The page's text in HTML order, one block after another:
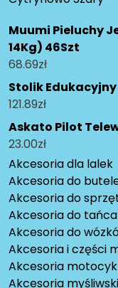
Muumi Pieluchy
14Kg) 46Szt
68.69zł
Stolik
121.89zł
Askato Pilot
23.00zł
Akcesoria dla lalek
Akcesoria do
Akcesoria do
Akcesoria do tańca
Akcesoria do
Akcesoria i części
Akcesoria
Akcesoria